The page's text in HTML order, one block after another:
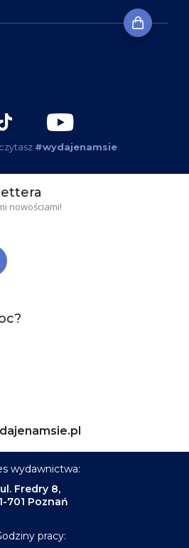
#wydajenamsie
nowościami!
wydawnictwa:
ul. Fredry 8,
701 Poznań
pracy: